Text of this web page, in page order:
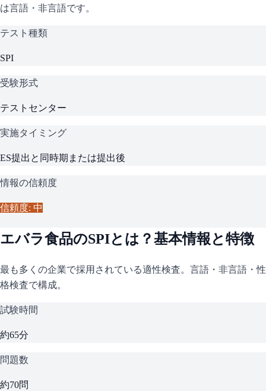
は言語・非言語です。
テスト種類
SPI
受験形式
テストセンター
実施タイミング
ES提出と同時期または提出後
情報の信頼度
信頼度: 中
エバラ食品のSPIとは？基本情報と特徴
最も多くの企業で採用されている適性検査。言語・非言語・性
格検査で構成。
試験時間
約65分
問題数
約70問